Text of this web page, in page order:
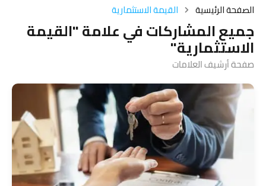
الصفحة الرئيسية القيمة الاستثمارية
جميع المشاركات في علامة "القيمة
الاستثمارية"
صفحة أرشيف العلامات